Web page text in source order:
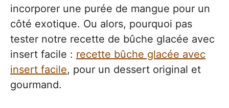
incorporer une purée de mangue pour un
côté exotique. Ou alors, pourquoi pas
tester notre recette de bûche glacée avec
insert facile : recette bûche glacée avec
insert facile, pour un dessert original et
gourmand.